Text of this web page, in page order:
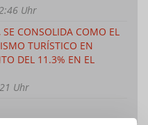
Uhr
SE CONSOLIDA COMO EL
TURÍSTICO EN
DEL 11.3% EN EL
Uhr